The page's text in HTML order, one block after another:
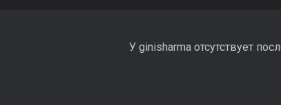
У ginisharma отсутствует